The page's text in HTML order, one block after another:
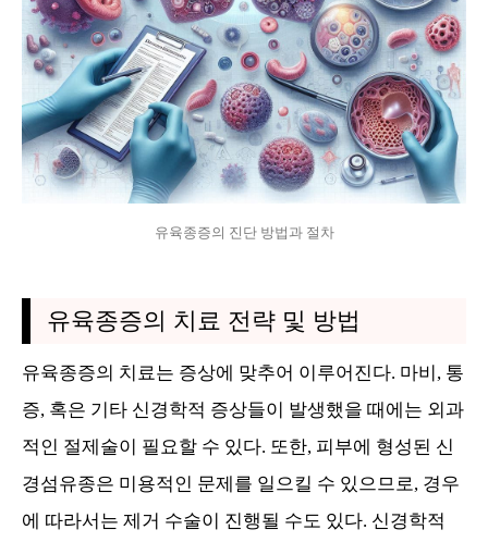
유육종증의 진단 방법과 절차
유육종증의 치료 전략 및 방법
유육종증의 치료는 증상에 맞추어 이루어진다. 마비, 통
증, 혹은 기타 신경학적 증상들이 발생했을 때에는 외과
적인 절제술이 필요할 수 있다. 또한, 피부에 형성된 신
경섬유종은 미용적인 문제를 일으킬 수 있으므로, 경우
에 따라서는 제거 수술이 진행될 수도 있다. 신경학적